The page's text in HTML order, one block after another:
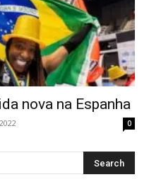
nova na Espanha
0